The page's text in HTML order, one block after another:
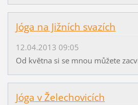
Jóga na Jižních svazích
12.04.2013 09:05
Od května si se mnou můžete
Jóga v Želechovicích